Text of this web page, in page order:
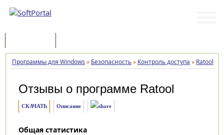
Программы для Windows » Безопасность» Контроль доступа » Ratool
Отзывы о программе Ratool
СКАЧАТЬ Описание
Общая статистика